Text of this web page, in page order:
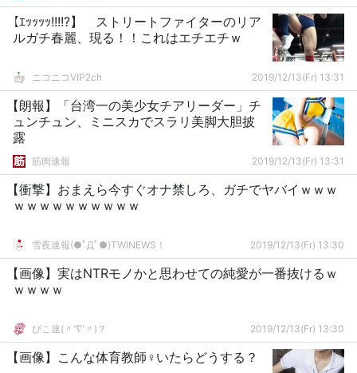
【ｴｯｯｯｯ!!!!?】 ストリートファイターのリア
ルガチ春麗、現る！！これはエチエチｗ
ニコニコVIP2ch 2019/12/13(Fr) 13:31
【朗報】「台湾一の美少女チアリーダー」チ
ュンチュン、ミニスカでスラリ美脚大胆披
露
筋肉速報 2019/12/13(Fr) 13:31
【衝撃】おまえら今すぐオナ禁しろ、ガチでヤバイｗｗｗ
ｗｗｗｗｗｗｗｗｗｗ
雪夜速報(●ﾟДﾟ●)TWINEWS！ 2019/12/13(Fr) 13:30
【画像】実はNTRモノかと思わせての純愛が一番抜けるｗ
ｗｗｗｗ
ぴこ速(〃'∇'〃)？ 2019/12/13(Fr) 13:30
【画像】こんな体育教師♀いたらどうする？